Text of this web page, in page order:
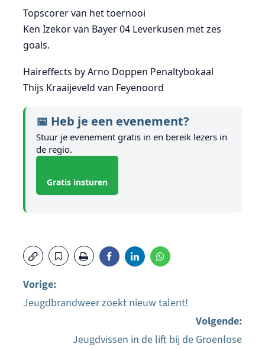
Topscorer van het toernooi
Ken Izekor van Bayer 04 Leverkusen met zes
goals.
Haireffects by Arno Doppen Penaltybokaal
Thijs Kraaijeveld van Feyenoord
📅 Heb je een evenement?
Stuur je evenement gratis in en bereik lezers in
de regio.
Gratis insturen
Bericht
navigatie
Vorige:
Jeugdbrandweer zoekt nieuw talent!
Volgende:
Jeugdvissen in de lift bij de Groenlose